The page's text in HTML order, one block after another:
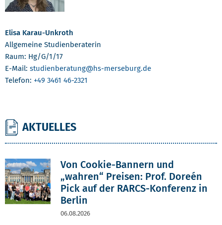
Elisa Karau-Unkroth
Allgemeine Studienberaterin
Raum: Hg/G/1/17
E-Mail: studienberatung@hs-merseburg.de
Telefon: +49 3461 46-2321
BWLAKTUELLES
Von Cookie-Bannern und
„wahren“ Preisen: Prof. Doreén
Pick auf der RARCS-Konferenz in
Berlin
06.08.2026